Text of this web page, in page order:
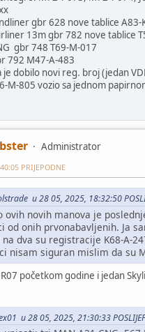
gbr 628 nove tablice A83-
13m gbr 782 nove tablice
gbr 748 T69-M-017
792 M47-A-483
je dobilo novi reg. broj (jedan
M-805 vozio sa jednom
Administrator
PRIJEPODNE
u 28 05, 2025, 18:32:50
ovih novih manova je
od onih prvonabavljenih. Ja
dva su registracije K68-A-
nisam siguran mislim da su
početkom godine i jedan
u 28 05, 2025, 21:30:33